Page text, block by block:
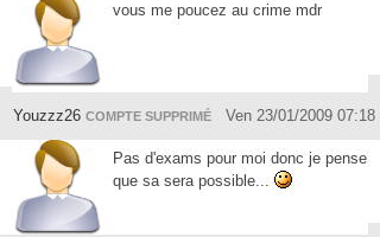
vous me poucez au crime mdr
Youzzz26 COMPTE SUPPRIMÉ Ven 23/01/2009 07:18
Pas d'exams pour moi donc je pense
que sa sera possible...